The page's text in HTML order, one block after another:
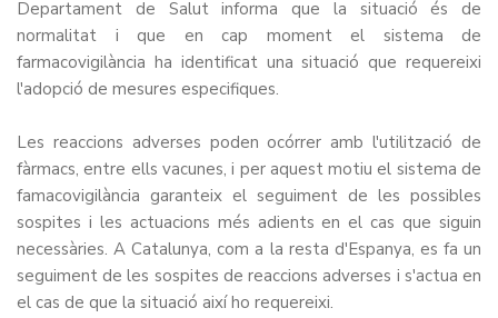
Departament de Salut informa que la situació és de
normalitat i que en cap moment el sistema de
farmacovigilància ha identificat una situació que requereixi
l'adopció de mesures especifiques.
Les reaccions adverses poden ocórrer amb l'utilització de
fàrmacs, entre ells vacunes, i per aquest motiu el sistema de
famacovigilància garanteix el seguiment de les possibles
sospites i les actuacions més adients en el cas que siguin
necessàries. A Catalunya, com a la resta d'Espanya, es fa un
seguiment de les sospites de reaccions adverses i s'actua en
el cas de que la situació així ho requereixi.